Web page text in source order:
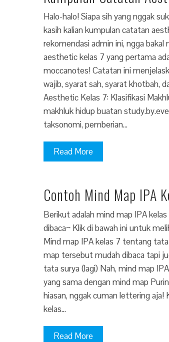
Halo-halo! Siapa sih yang nggak
kasih kalian kumpulan catatan
rekomendasi admin ini, ngga
aesthetic kelas 7 yang pertama
moccanotes! Catatan ini
wajib, syarat sah, syarat khotbah,
Aesthetic Kelas 7: Klasifikasi
makhluk hidup buatan
taksonomi, pemberian…
Read More
Contoh Mind Map IPA
Berikut adalah mind map IPA
dibaca~ Klik di bawah ini untuk
Mind map IPA kelas 7 tentang
map tersebut mudah dibaca tapi
tata surya (lagi) Nah, mind map
yang sama dengan mind map
hiasan, nggak cuman lettering
kelas…
Read More